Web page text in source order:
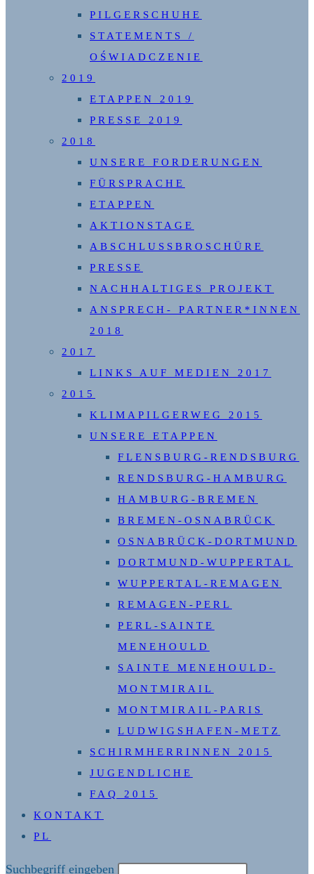
PILGERSCHUHE
STATEMENTS /
OŚWIADCZENIE
2019
ETAPPEN 2019
PRESSE 2019
2018
UNSERE FORDERUNGEN
FÜRSPRACHE
ETAPPEN
AKTIONSTAGE
ABSCHLUSSBROSCHÜRE
PRESSE
NACHHALTIGES PROJEKT
ANSPRECH- PARTNER*INNEN
2018
2017
LINKS AUF MEDIEN 2017
2015
KLIMAPILGERWEG 2015
UNSERE ETAPPEN
FLENSBURG-RENDSBURG
RENDSBURG-HAMBURG
HAMBURG-BREMEN
BREMEN-OSNABRÜCK
OSNABRÜCK-DORTMUND
DORTMUND-WUPPERTAL
WUPPERTAL-REMAGEN
REMAGEN-PERL
PERL-SAINTE
MENEHOULD
SAINTE MENEHOULD-
MONTMIRAIL
MONTMIRAIL-PARIS
LUDWIGSHAFEN-METZ
SCHIRMHERRINNEN 2015
JUGENDLICHE
FAQ 2015
KONTAKT
PL
Diese
Suchbegriff eingeben